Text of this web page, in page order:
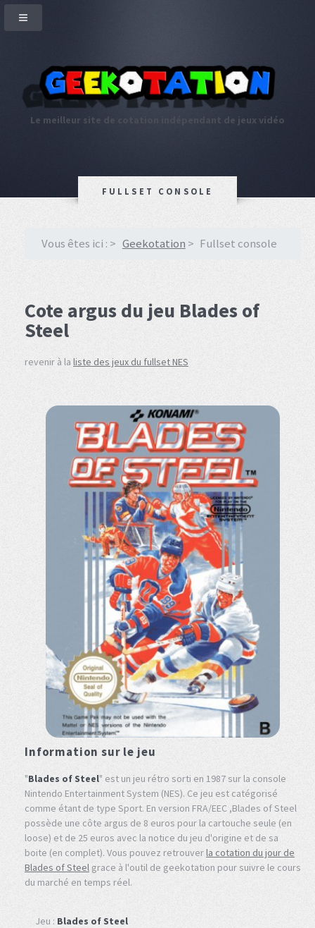
Le meilleur site de cotation indépendant de jeux vidéo
FULLSET CONSOLE
Vous êtes ici : Geekotation Fullset console
Cote argus du jeu Blades of
Steel
revenir à la liste des jeux du fullset NES
Information sur le jeu
"Blades of Steel" est un jeu rétro sorti en 1987 sur la console
Nintendo Entertainment System (NES). Ce jeu est catégorisé
comme étant de type Sport. En version FRA/EEC ,Blades of Steel
possède une côte argus de 8 euros pour la cartouche seule (en
loose) et de 25 euros avec la notice du jeu d'origine et de sa
boite (en complet). Vous pouvez retrouverla cotation du jour de
Blades of Steel grace à l'outil de geekotation pour suivre le cours
du marché en temps réel.
Jeu : Blades of Steel